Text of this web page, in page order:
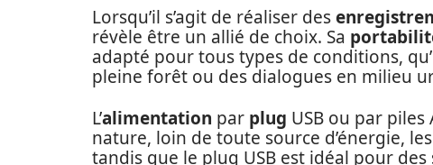
Lorsqu’il s’agit de réaliser des
révèle être un allié de choix. Sa
adapté pour tous types de conditions,
pleine forêt ou des dialogues en milieu
L’alimentation par plug USB ou par
nature, loin de toute source d’énergie,
tandis que le plug USB est idéal pour